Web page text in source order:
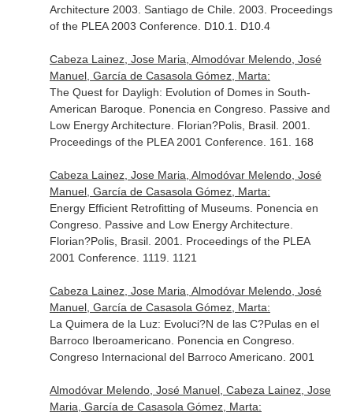
Architecture 2003. Santiago de Chile. 2003. Proceedings
of the PLEA 2003 Conference. D10.1. D10.4
Cabeza Lainez, Jose Maria, Almodóvar Melendo, José
Manuel, García de Casasola Gómez, Marta:
The Quest for Dayligh: Evolution of Domes in South-
American Baroque. Ponencia en Congreso. Passive and
Low Energy Architecture. Florian?Polis, Brasil. 2001.
Proceedings of the PLEA 2001 Conference. 161. 168
Cabeza Lainez, Jose Maria, Almodóvar Melendo, José
Manuel, García de Casasola Gómez, Marta:
Energy Efficient Retrofitting of Museums. Ponencia en
Congreso. Passive and Low Energy Architecture.
Florian?Polis, Brasil. 2001. Proceedings of the PLEA
2001 Conference. 1119. 1121
Cabeza Lainez, Jose Maria, Almodóvar Melendo, José
Manuel, García de Casasola Gómez, Marta:
La Quimera de la Luz: Evoluci?N de las C?Pulas en el
Barroco Iberoamericano. Ponencia en Congreso.
Congreso Internacional del Barroco Americano. 2001
Almodóvar Melendo, José Manuel, Cabeza Lainez, Jose
Maria, García de Casasola Gómez, Marta: